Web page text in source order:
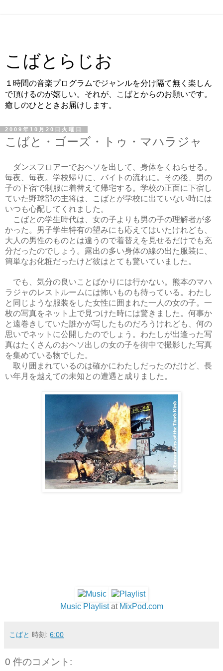
こばとらじお
１時間の音楽プログラムでジャンルを分け隔て無く楽しん
で頂けるのが嬉しい。それが、こばとからのお願いです。
癒しのひとときお届けします。
2009年10月20日火曜日
こばと・ゴーズ・トゥ・マハラジャ
ダンスフロアーでおヘソを出して、身体をくねらせる。
毎夜、毎夜。学校帰りに、バイトの流れに。その後、男の
子の下宿で制服に着替えて帰宅する。学校の正面に下宿し
ていた野球部の主将は、こばとが学校に出ていない時には
いつも心配してくれました。
こばとの学生時代は、女の子よりも男の子の理解者が多
かった。男子学生特有の望みにも応えてはいたけれども、
大人の男性のものとは違うので着替えを見せるだけでも充
分だったのでしょう。露出の多い身体の線の出た服装に、
簡単なお化粧だったけど彼はとても驚いていました。
でも、気分の良いことばかりには行かない。熊本のマハ
ラジャのレストルームには怖いものも待っている。わたし
と同じような服装をした女性に囲まれた一人の女の子。一
枚の写真をネット上で見つけた時には驚きました。何事か
と遠巻きしていた誰かが写したものだろうけれども、何の
思いでネットに公開したのでしょう。わたしが出逢った写
真はたくさんのおヘソ出しの女の子を街中で撮影した写真
を集めている物でした。
取り囲まれているのは確かにわたしだったのだけど、長
い年月を越えての未知との遭遇と成りました。
Music Playlistat MixPod.com
こばと 時刻: 6:00
0 件のコメント: